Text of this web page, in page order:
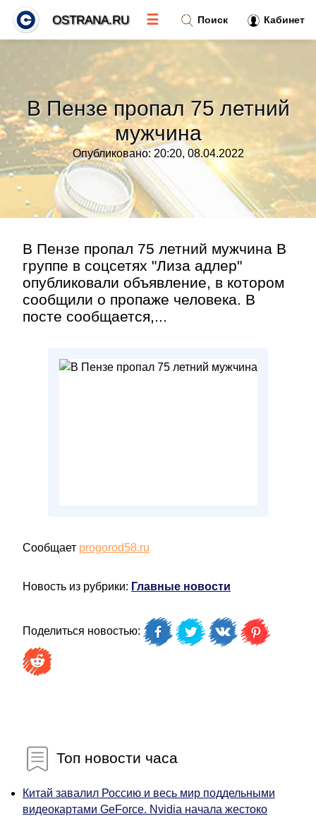
В Пензе пропал 75 летний
мужчина
Опубликовано: 20:20, 08.04.2022
В Пензе пропал 75 летний мужчина В
группе в соцсетях "Лиза адлер"
опубликовали объявление, в котором
сообщили о пропаже человека. В
посте сообщается,...
Сообщает progorod58.ru
Новость из рубрики: Главные новости
Поделиться новостью:
Топ новости часа
Китай завалил Россию и весь мир поддельными
видеокартами GeForce. Nvidia начала жестоко
Поиск Кабинет
OSTRANA.RU ☰
Тренды новостей »
Рубрики»
Правила»
Контакт»